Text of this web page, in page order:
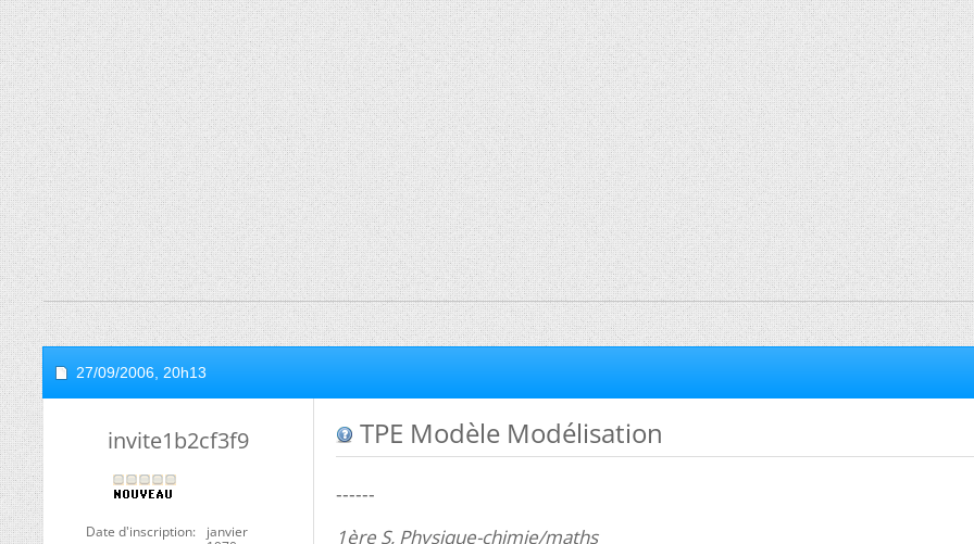
27/09/2006, 20h13
invite1b2cf3f9
Date d'inscription
janvier
TPE Modèle Modélisation
------
1ère S, Physique-chimie/maths